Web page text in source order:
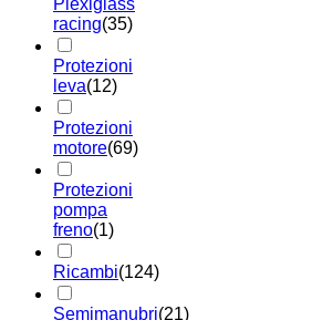
racing(35)
Protezioni
leva(12)
Protezioni
motore(69)
Protezioni
pompa
freno(1)
Ricambi(124)
Semimanubri(21)